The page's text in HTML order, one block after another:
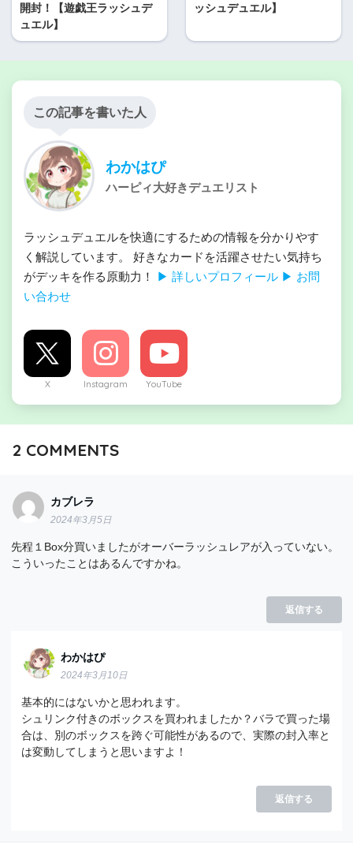
開封！【遊戯王ラッシュデ
ュエル】
ッシュデュエル】
この記事を書いた人
わかはぴ
ハーピィ大好きデュエリスト
ラッシュデュエルを快適にするための情報を分かりやす
く解説しています。 好きなカードを活躍させたい気持ち
がデッキを作る原動力！
▶ 詳しいプロフィール ▶ お問
い合わせ
X Instagram YouTube
2 COMMENTS
カブレラ
2024年3月5日
先程１Box分買いましたがオーバーラッシュレアが入っていない。
こういったことはあるんですかね。
返信する
わかはぴ
2024年3月10日
基本的にはないかと思われます。
シュリンク付きのボックスを買われましたか？バラで買った場
合は、別のボックスを跨ぐ可能性があるので、実際の封入率と
は変動してしまうと思いますよ！
返信する